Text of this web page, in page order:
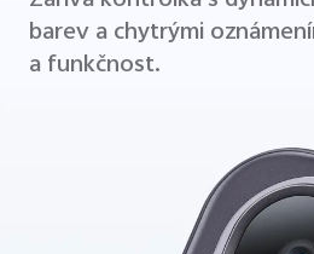
barev a chytrými
a funkčnost.